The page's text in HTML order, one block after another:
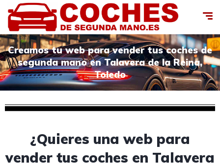
Creamos tu web para vender tus coches de
segunda mano en Talavera de la Reina,
Toledo
¿Quieres una web para
vender tus coches en Talavera